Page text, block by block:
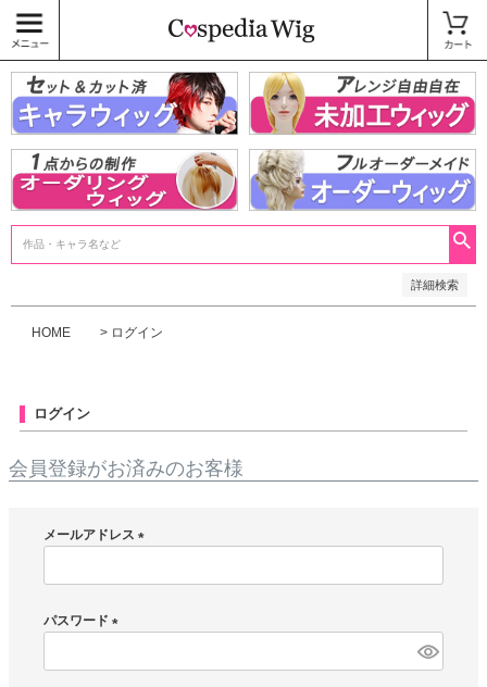
詳細検索
〜
商品タグ
キャラウィッグ
未加工ウィッグ
ベースウィッグ
衣装
SALE中
HOME ログイン
ログイン
会員登録がお済みのお客様
メールアドレス
必
パスワード
必